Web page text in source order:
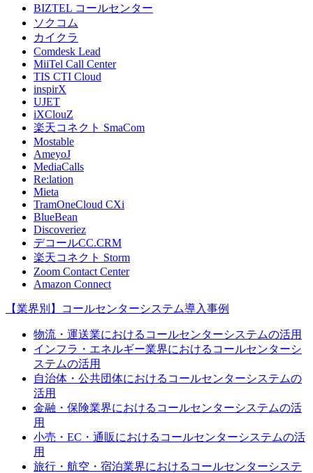
BIZTEL コールセンター
ソクコム
カイクラ
Comdesk Lead
MiiTel Call Center
TIS CTI Cloud
inspirX
UJET
iXClouZ
楽天コネクト SmaCom
Mostable
AmeyoJ
MediaCalls
Re:lation
Mieta
TramOneCloud CXi
BlueBean
Discoveriez
デコールCC.CRM
楽天コネクト Storm
Zoom Contact Center
Amazon Connect
【業界別】コールセンターシステム導入事例
物流・運送業におけるコールセンターシステムの活用
インフラ・エネルギー業界におけるコールセンターシ
ステムの活用
自治体・公共団体におけるコールセンターシステムの
活用
金融・保険業界におけるコールセンターシステムの活
用
小売・EC・通販におけるコールセンターシステムの活
用
旅行・航空・宿泊業界におけるコールセンターシステ